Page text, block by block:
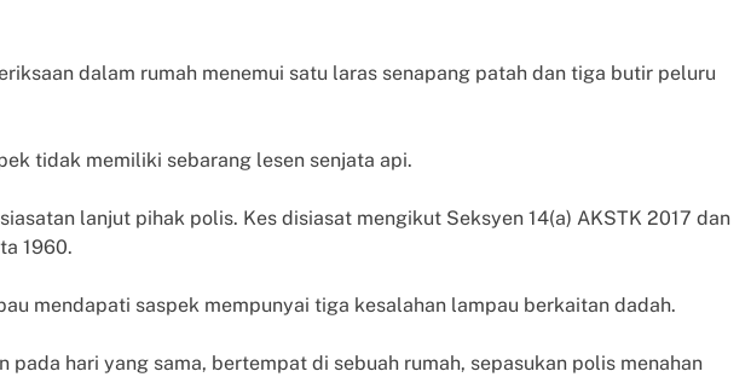
dalam rumah menemui satu laras senapang patah dan tiga butir peluru
tidak memiliki sebarang lesen senjata api.
lanjut pihak polis. Kes disiasat mengikut Seksyen 14(a) AKSTK 2017 dan
1960.
mendapati saspek mempunyai tiga kesalahan lampau berkaitan dadah.
pada hari yang sama, bertempat di sebuah rumah, sepasukan polis menahan